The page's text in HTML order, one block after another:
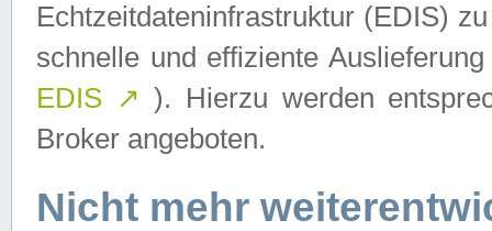
Echtzeitdateninfrastruktur (EDIS)
schnelle und effiziente
EDIS ↗ ). Hierzu werden
Broker angeboten.
Nicht mehr